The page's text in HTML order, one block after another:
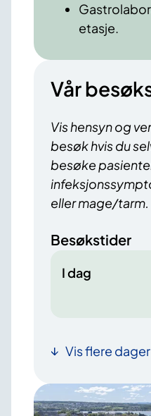
etasje.
Vår
Vis hensyn og
besøk hvis du
besøke
eller mage/tarm.
Besøkstider
I dag
Vis flere dager